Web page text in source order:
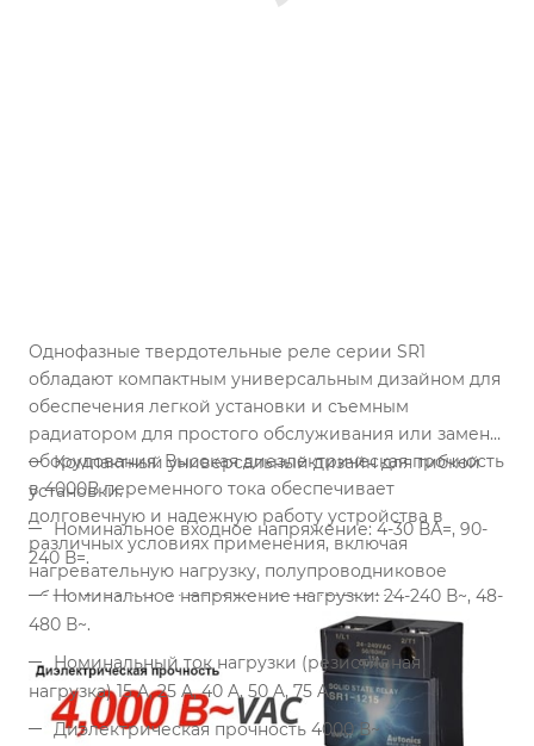
Однофазные твердотельные реле серии SR1
обладают компактным универсальным дизайном для
обеспечения легкой установки и съемным
радиатором для простого обслуживания или замены
оборудования. Высокая диеэлектрическая прочность
в 4000В переменного тока обеспечивает
долговечную и надежную работу устройства в
различных условиях применения, включая
нагревательную нагрузку, полупроводниковое
оборудование и управление двигателем.
Особенности:
Компактный универсальный дизайн для гибкой
установки.
Номинальное входное напряжение: 4-30 ВА=, 90-
240 В=.
Номинальное напряжение нагрузки: 24-240 В~, 48-
480 В~.
Номинальный ток нагрузки (резистивная
нагрузка) 15 A, 25 A, 40 A, 50 A, 75 A.
Диэлектрическая прочность 4000 В~